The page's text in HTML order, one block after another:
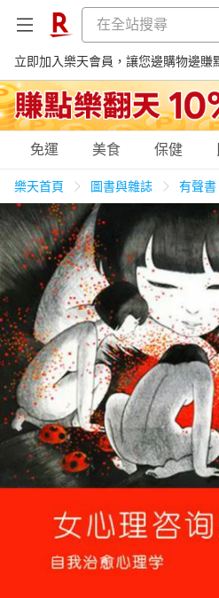
立即加入樂天會員，讓您邊購物邊賺
購物網分類
天天免運 美食蛋糕
居家生活 3C家電
女裝 男裝
日本購物 電子/紙本書
HOT
免運 美食 保健
樂天首頁 圖書與雜誌 有聲書